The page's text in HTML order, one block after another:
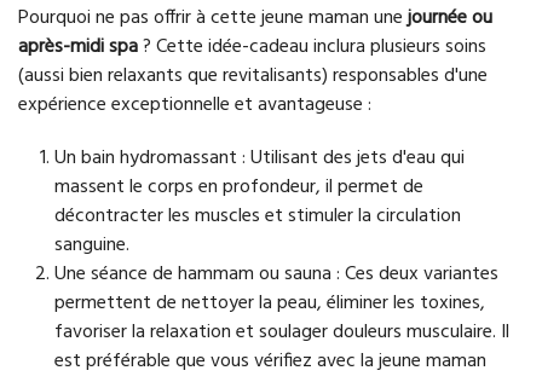
Pourquoi ne pas offrir à cette jeune maman unejournée ou
après-midi spa? Cette idée-cadeau inclura plusieurs soins
(aussi bien relaxants que revitalisants) responsables d'une
expérience exceptionnelle et avantageuse :
Un bain hydromassant : Utilisant des jets d'eau qui
massent le corps en profondeur, il permet de
décontracter les muscles et stimuler la circulation
sanguine.
Une séance de hammam ou sauna : Ces deux variantes
permettent de nettoyer la peau, éliminer les toxines,
favoriser la relaxation et soulager douleurs musculaire. Il
est préférable que vous vérifiez avec la jeune maman